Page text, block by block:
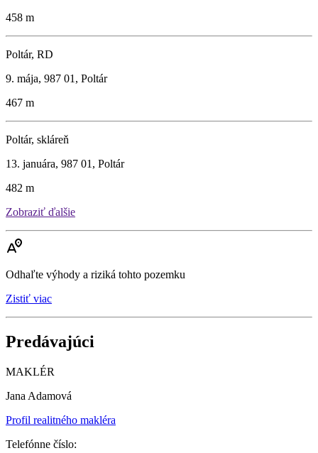
458 m
Poltár, RD
9. mája, 987 01, Poltár
467 m
Poltár, skláreň
13. januára, 987 01, Poltár
482 m
Zobraziť ďalšie
Odhaľte výhody a riziká tohto pozemku
Zistiť viac
Predávajúci
MAKLÉR
Jana Adamová
Profil realitného makléra
Telefónne číslo: